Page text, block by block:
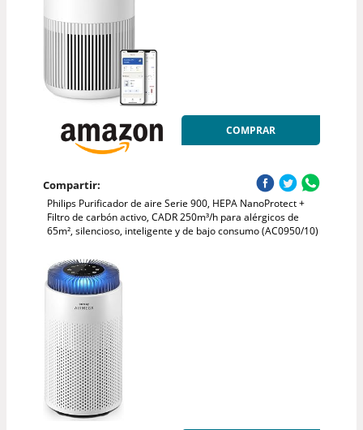
COMPRAR
Compartir:
Philips Purificador de aire Serie 900, HEPA NanoProtect +
Filtro de carbón activo, CADR 250m³/h para alérgicos de
65m², silencioso, inteligente y de bajo consumo (AC0950/10)